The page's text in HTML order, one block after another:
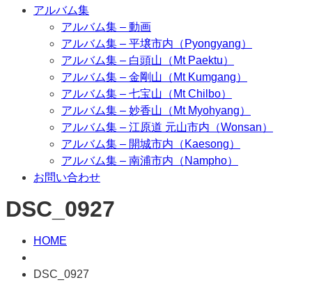
アルバム集
アルバム集 – 動画
アルバム集 – 平壌市内（Pyongyang）
アルバム集 – 白頭山（Mt Paektu）
アルバム集 – 金剛山（Mt Kumgang）
アルバム集 – 七宝山（Mt Chilbo）
アルバム集 – 妙香山（Mt Myohyang）
アルバム集 – 江原道 元山市内（Wonsan）
アルバム集 – 開城市内（Kaesong）
アルバム集 – 南浦市内（Nampho）
お問い合わせ
DSC_0927
HOME
DSC_0927